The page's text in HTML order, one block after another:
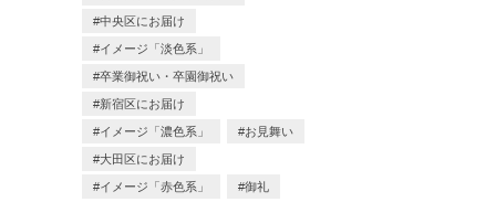
中央区にお届け
イメージ「淡色系」
卒業御祝い・卒園御祝い
新宿区にお届け
イメージ「濃色系」 お見舞い
大田区にお届け
イメージ「赤色系」 御礼